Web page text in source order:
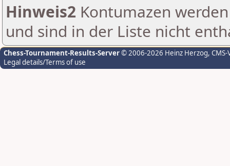
Hinweis2 Kontumazen
und sind in der Liste nicht
Chess-Tournament-Results-Server© 2006-2026 Heinz Herzog,
Legal details/Terms of use